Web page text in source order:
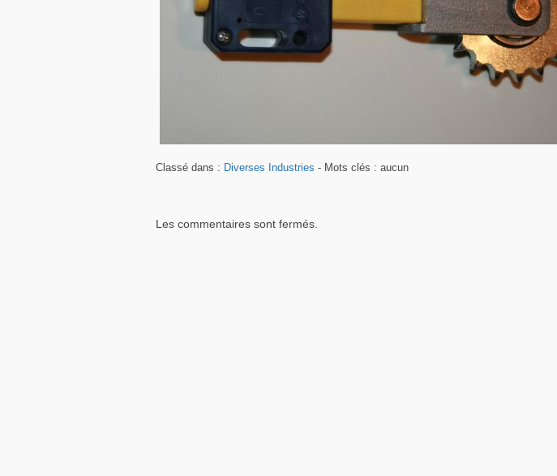
Classé dans : Diverses Industries - Mots clés : aucun
Les commentaires sont fermés.